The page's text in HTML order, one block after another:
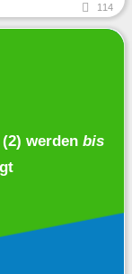
114
(2) werden bis